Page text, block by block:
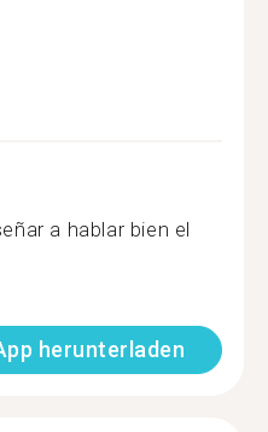
a hablar bien el
herunterladen